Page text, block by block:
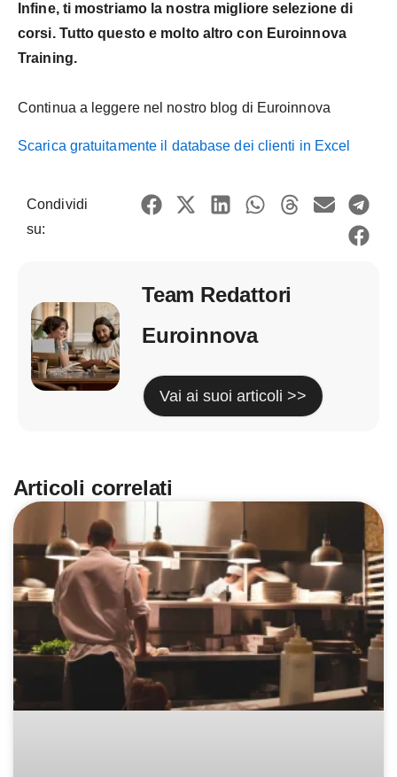
Infine, ti mostriamo la nostra migliore selezione di
corsi. Tutto questo e molto altro con Euroinnova
Training.
Continua a leggere nel nostro blog di Euroinnova
Scarica gratuitamente il database dei clienti in Excel
Condividi
su:
Team Redattori
Euroinnova
Vai ai suoi articoli >>
Articoli correlati